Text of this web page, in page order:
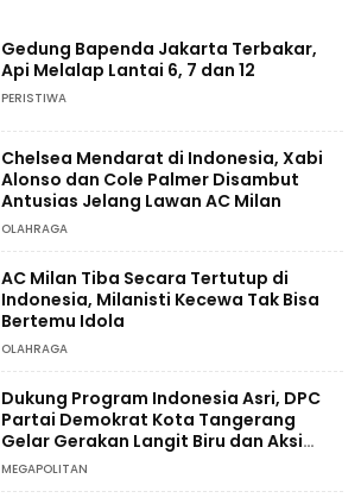
Gedung Bapenda Jakarta Terbakar,
Api Melalap Lantai 6, 7 dan 12
PERISTIWA
Chelsea Mendarat di Indonesia, Xabi
Alonso dan Cole Palmer Disambut
Antusias Jelang Lawan AC Milan
OLAHRAGA
AC Milan Tiba Secara Tertutup di
Indonesia, Milanisti Kecewa Tak Bisa
Bertemu Idola
OLAHRAGA
Dukung Program Indonesia Asri, DPC
Partai Demokrat Kota Tangerang
Gelar Gerakan Langit Biru dan Aksi
Tanam Pohon
MEGAPOLITAN